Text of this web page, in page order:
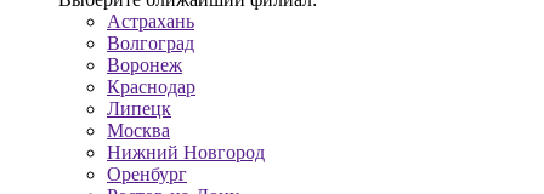
Астрахань
Волгоград
Воронеж
Краснодар
Липецк
Москва
Нижний Новгород
Оренбург